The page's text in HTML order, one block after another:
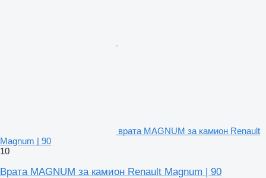
врата MAGNUM за камион Renault
Magnum | 90
10
Врата MAGNUM за камион Renault Magnum | 90